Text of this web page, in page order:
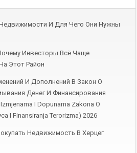
И Для Чего Они Нужны
Инвесторы Всё Чаще
Этот Район
И Дополнений В Закон О
Денег И Финансирования
I Dopunama Zakona O
I Finansiranja Terorizma) 2026
Недвижимость В Херцег